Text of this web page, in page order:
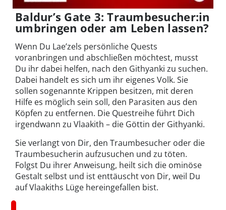
Baldur’s Gate 3: Traumbesucher:in
umbringen oder am Leben lassen?
Wenn Du Lae’zels persönliche Quests
voranbringen und abschließen möchtest, musst
Du ihr dabei helfen, nach den Githyanki zu suchen.
Dabei handelt es sich um ihr eigenes Volk. Sie
sollen sogenannte Krippen besitzen, mit deren
Hilfe es möglich sein soll, den Parasiten aus den
Köpfen zu entfernen. Die Questreihe führt Dich
irgendwann zu Vlaakith – die Göttin der Githyanki.
Sie verlangt von Dir, den Traumbesucher oder die
Traumbesucherin aufzusuchen und zu töten.
Folgst Du ihrer Anweisung, heilt sich die ominöse
Gestalt selbst und ist enttäuscht von Dir, weil Du
auf Vlaakiths Lüge hereingefallen bist.